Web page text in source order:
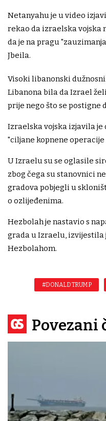
Netanyahu je u video
rekao da izraelska vojska
da je na pragu
Jbeila.
Visoki libanonski
Libanona bila da Izrael
prije nego što se postigne
Izraelska vojska izjavila
"ciljane kopnene operacije
U Izraelu su se oglasile
zbog čega su stanovnici
gradova pobjegli u
o ozlijeđenima.
Hezbolah je nastavio s
grada u Izraelu, izvijestila
Hezbolahom.
#DONALD TRUMP
Povezani